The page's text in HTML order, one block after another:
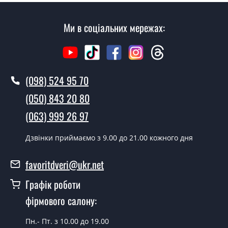
Імперія фанера?
У той самий день протягом кількох годин, за умови
наявності їх на складі, чи наступного дня.
Чи можна на сьогодні викликати
Так можна.
вхідні?
Так, ми маємо великий асортимент готових вхідних
Яка вартість найдешевших вхідних
дверей?
Від 5200 грн.
Ми в соціальних мережах:
(098) 524 95 70
(050) 843 20 80
(063) 999 26 97
Дзвінки приймаємо з 9.00 до 21.00 кожного дня
favoritdveri@ukr.net
Графік роботи
фірмового салону:
Пн.- Пт. з 10.00 до 19.00